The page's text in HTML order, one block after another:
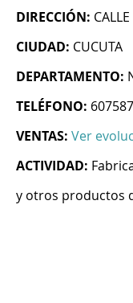
DIRECCIÓN:
CIUDAD: CUCUTA
DEPARTAMENTO:
TELÉFONO:
VENTAS: Ver
ACTIVIDAD:
y otros productos